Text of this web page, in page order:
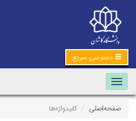
دسترسی سریع
Toggle navigation
صفحه‌اصلی
کلیدواژه‌ها